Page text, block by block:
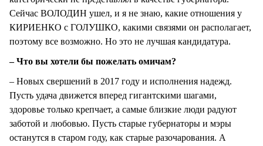
Сейчас ВОЛОДИН ушел, и я не знаю, какие отношения у
КИРИЕНКО с ГОЛУШКО, какими связями он располагает,
поэтому все возможно. Но это не лучшая кандидатура.
– Что вы хотели бы пожелать омичам?
– Новых свершений в 2017 году и исполнения надежд.
Пусть удача движется вперед гигантскими шагами,
здоровье только крепчает, а самые близкие люди радуют
заботой и любовью. Пусть старые губернаторы и мэры
останутся в старом году, как старые разочарования. А